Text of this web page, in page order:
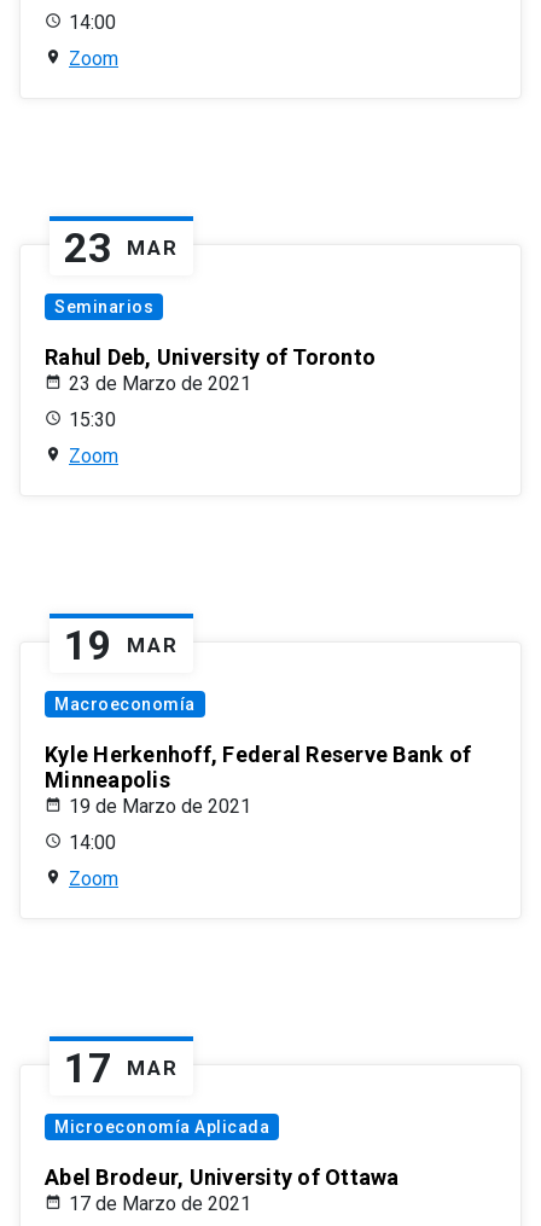
14:00
Zoom
23 MAR
Seminarios
Rahul Deb, University of Toronto
23 de Marzo de 2021
15:30
Zoom
19 MAR
Macroeconomía
Kyle Herkenhoff, Federal Reserve Bank of
Minneapolis
19 de Marzo de 2021
14:00
Zoom
17 MAR
Microeconomía Aplicada
Abel Brodeur, University of Ottawa
17 de Marzo de 2021